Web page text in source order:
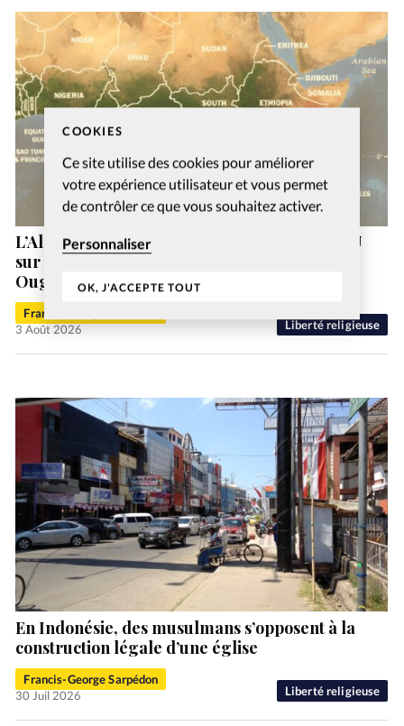
COOKIES
Ce site utilise des cookies pour améliorer
votre expérience utilisateur et vous permet
de contrôler ce que vous souhaitez activer.
Personnaliser
OK, J'ACCEPTE TOUT
Liberté religieuse
L’Alliance évangélique mondiale alerte l’ONU
sur la situation des chrétiens au Soudan et en
Ouganda
Francis-George Sarpédon
3 Août 2026
Liberté religieuse
En Indonésie, des musulmans s’opposent à la
construction légale d’une église
Francis-George Sarpédon
30 Juil 2026